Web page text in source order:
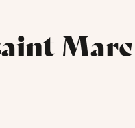
Marc